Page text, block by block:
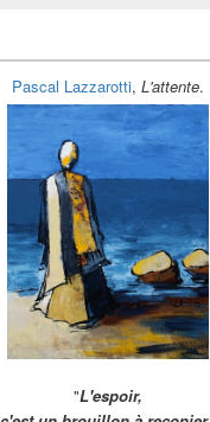
Pascal Lazzarotti, L'attente.
"L'espoir,